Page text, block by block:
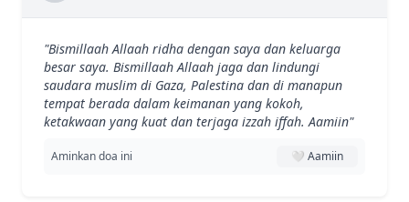
"Bismillaah Allaah ridha dengan saya dan keluarga
besar saya. Bismillaah Allaah jaga dan lindungi
saudara muslim di Gaza, Palestina dan di manapun
tempat berada dalam keimanan yang kokoh,
ketakwaan yang kuat dan terjaga izzah iffah. Aamiin"
Aminkan doa ini 🤍 Aamiin